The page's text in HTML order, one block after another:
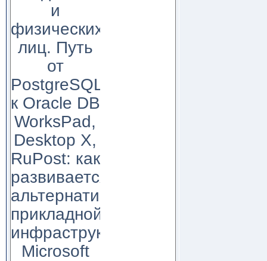
и
физических
лиц. Путь
от
PostgreSQL
к Oracle DB
WorksPad,
Desktop X,
RuPost: как
развивается
альтернатива
прикладной
инфраструктуре
Microsoft